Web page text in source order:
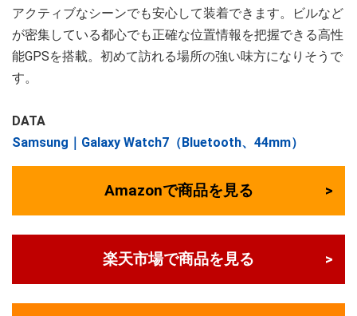
アクティブなシーンでも安心して装着できます。ビルなど
が密集している都心でも正確な位置情報を把握できる高性
能GPSを搭載。初めて訪れる場所の強い味方になりそうで
す。
DATA
Samsung｜Galaxy Watch7（Bluetooth、44mm）
Amazonで商品を見る
楽天市場で商品を見る